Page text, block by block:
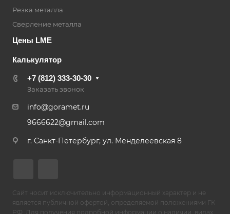
Резка металла
Сверление металла
Цены LME
Калькулятор
+7 (812) 333-30-30
Заказать звонок
info@goramet.ru
9666622@gmail.com
г. Санкт-Петербург, ул. Менделеевская 8
Сайт носит исключительно информационный характер и не
является публичной офертой, определяемой положениями ГК
РФ. Для получения подробной информации о наличии, видах